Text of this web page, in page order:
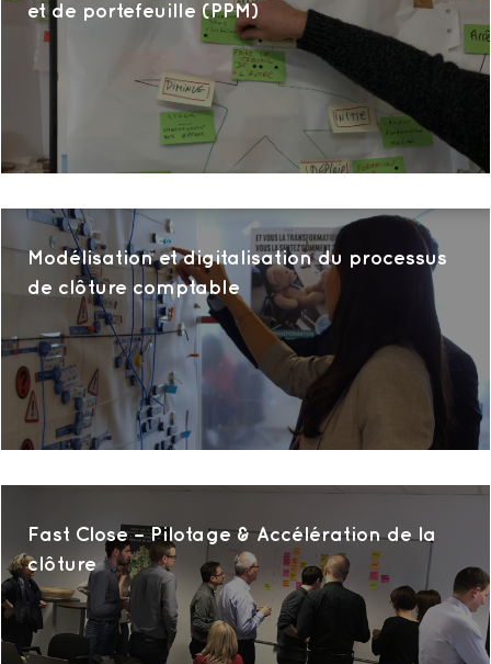
et de portefeuille (PPM)
Modélisation et digitalisation du processus
de clôture comptable
Fast Close – Pilotage & Accélération de la
clôture